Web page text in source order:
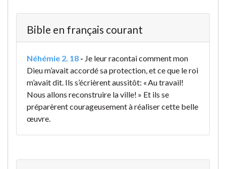
Bible en français courant
Néhémie 2. 18 - Je leur racontai comment mon
Dieu m’avait accordé sa protection, et ce que le roi
m’avait dit. Ils s’écrièrent aussitôt: « Au travail!
Nous allons reconstruire la ville! » Et ils se
préparèrent courageusement à réaliser cette belle
œuvre.